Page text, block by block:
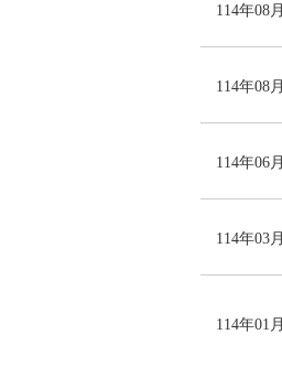
114年08月
114年08月
114年06月
114年03月
114年01月